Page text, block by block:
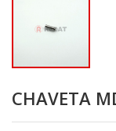
CHAVETA